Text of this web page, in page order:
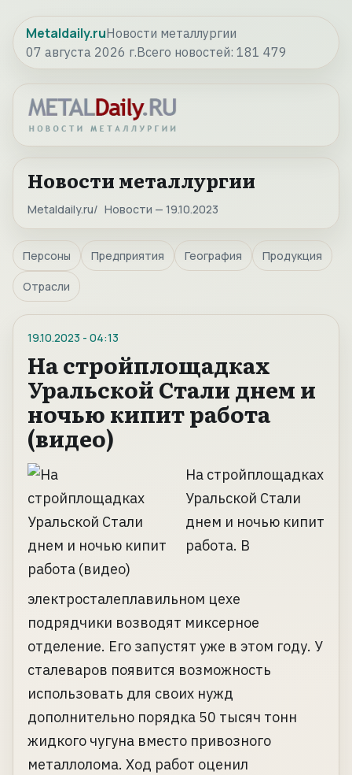
Metaldaily.ruНовости металлургии
07 августа 2026 г.Всего новостей: 181 479
Новости металлургии
Metaldaily.ru Новости — 19.10.2023
Персоны Предприятия География Продукция
Отрасли
19.10.2023 - 04:13
На стройплощадках
Уральской Стали днем и
ночью кипит работа
(видео)
На стройплощадках
Уральской Стали
днем и ночью кипит
работа. В
электросталеплавильном цехе
подрядчики возводят миксерное
отделение. Его запустят уже в этом году. У
сталеваров появится возможность
использовать для своих нужд
дополнительно порядка 50 тысяч тонн
жидкого чугуна вместо привозного
металлолома. Ход работ оценил